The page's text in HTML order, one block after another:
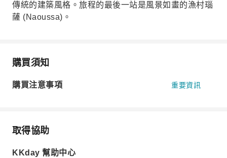
傳統的建築風格。旅程的最後一站是風景如畫的漁村瑙
薩 (Naoussa)。
購買須知
購買注意事項 重要資訊
取得協助
KKday 幫助中心